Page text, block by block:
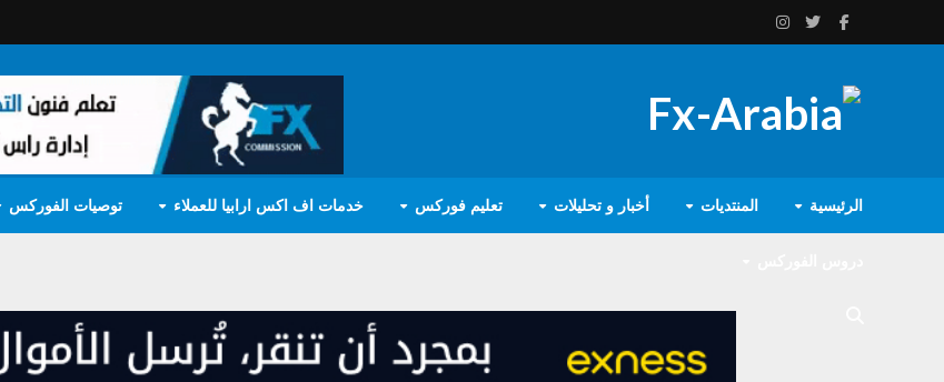
الرئيسية المنتديات أخبار و تحليلات تعليم فوركس خدمات اف اكس ارابيا للعملاء توصيات الفوركس